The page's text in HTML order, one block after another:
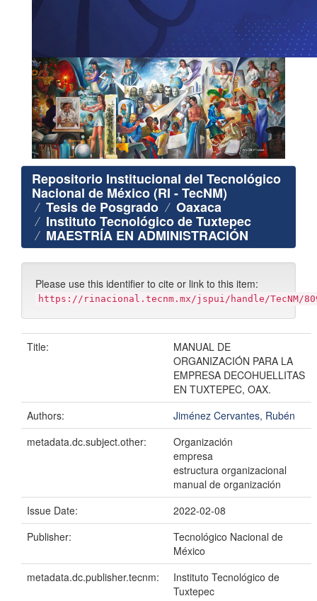
Repositorio Institucional del Tecnológico
Nacional de México (RI - TecNM)
Tesis de Posgrado Oaxaca
Instituto Tecnológico de Tuxtepec
MAESTRÍA EN ADMINISTRACIÓN
Please use this identifier to cite or link to this item:
https://rinacional.tecnm.mx/jspui/handle/TecNM/
Title:
MANUAL DE
ORGANIZACIÓN PARA LA
EMPRESA DECOHUELLITAS
EN TUXTEPEC, OAX.
Authors:
Jiménez Cervantes, Rubén
metadata.dc.subject.other:
Organización
empresa
estructura organizacional
manual de organización
Issue Date:
2022-02-08
Publisher:
Tecnológico Nacional de
México
metadata.dc.publisher.tecnm:
Instituto Tecnológico de
Tuxtepec